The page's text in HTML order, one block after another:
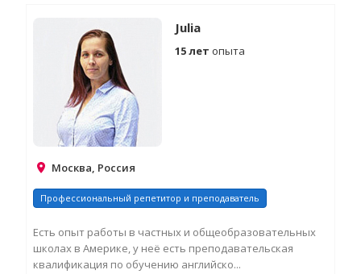
Julia
15 лет опыта
Москва, Россия
Профессиональный репетитор и преподаватель
Есть опыт работы в частных и общеобразовательных
школах в Америке, у неё есть преподавательская
квалификация по обучению английско...